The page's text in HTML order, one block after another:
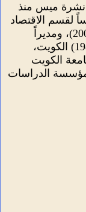
نشرة ميس منذ
ورئيساً لقسم الاقتصاد
في صحيفة الحياة، بيروت، لبنان (2004-2006)، ومديراً
لدائرة الإعلام في منظمة أوابك (1975-1980) الكويت،
الكويت
في مؤسسة الدراسات